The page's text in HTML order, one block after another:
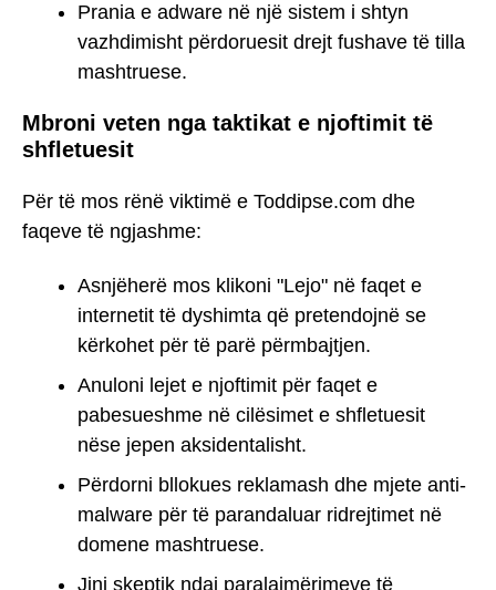
Prania e adware në një sistem i shtyn
vazhdimisht përdoruesit drejt fushave të tilla
mashtruese.
Mbroni veten nga taktikat e njoftimit të
shfletuesit
Për të mos rënë viktimë e Toddipse.com dhe
faqeve të ngjashme:
Asnjëherë mos klikoni "Lejo" në faqet e
internetit të dyshimta që pretendojnë se
kërkohet për të parë përmbajtjen.
Anuloni lejet e njoftimit për faqet e
pabesueshme në cilësimet e shfletuesit
nëse jepen aksidentalisht.
Përdorni bllokues reklamash dhe mjete anti-
malware për të parandaluar ridrejtimet në
domene mashtruese.
Jini skeptik ndaj paralajmërimeve të